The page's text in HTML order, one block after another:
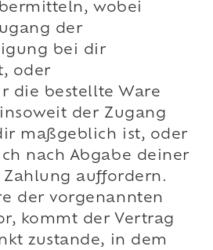
wobei
der
bei dir
oder
die bestellte Ware
der Zugang
maßgeblich ist, oder
nach Abgabe deiner
Zahlung auffordern.
der vorgenannten
kommt der Vertrag
zustande, in dem